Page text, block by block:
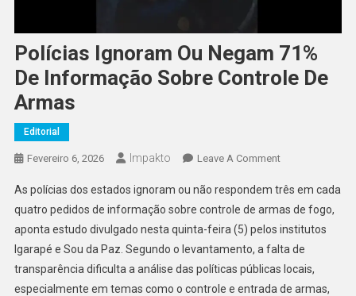
Polícias Ignoram Ou Negam 71%
De Informação Sobre Controle De
Armas
Editorial
Fevereiro 6, 2026 Impakto Leave A CommentOn
Ignoram
Ou
Negam
71%
De
Informação
As polícias dos estados ignoram ou não respondem três em cada
quatro pedidos de informação sobre controle de armas de fogo,
aponta estudo divulgado nesta quinta-feira (5) pelos institutos
Igarapé e Sou da Paz. Segundo o levantamento, a falta de
transparência dificulta a análise das políticas públicas locais,
especialmente em temas como o controle e entrada de armas,